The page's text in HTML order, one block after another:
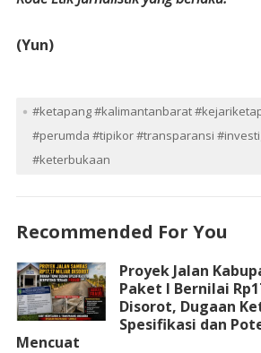
(Yun)
#ketapang #kalimantanbarat
#perumda #tipikor #transparansi
#keterbukaan
Recommended For You
Proyek Jalan
Paket I Bernilai
Disorot, Dugaan
Spesifikasi dan
Mencuat